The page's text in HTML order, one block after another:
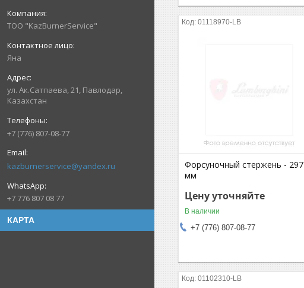
ТОО "KazBurnerService"
Яна
ул. Ак.Сатпаева, 21, Павлодар,
Казахстан
+7 (776) 807-08-77
kazburnerservice@yandex.ru
+7 776 807 08 77
КАРТА
01118970-LB
Форсуночный стержень - 297
мм
Цену уточняйте
В наличии
+7 (776) 807-08-77
01102310-LB